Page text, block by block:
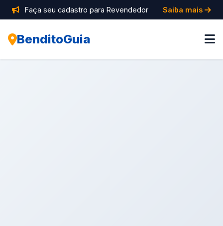
Faça seu cadastro para Revendedor Saiba mais
BenditoGuia